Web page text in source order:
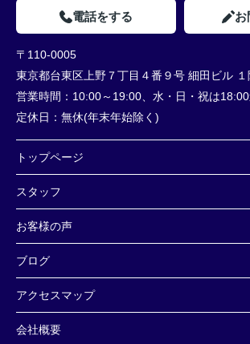
電話をする お
〒110-0005
東京都台東区上野７丁目４番９号 細田ビル １
営業時間： 10:00～19:00、水・日・祝は
定休日： 無休(年末年始除く)
トップページ
スタッフ
お客様の声
ブログ
アクセスマップ
会社概要